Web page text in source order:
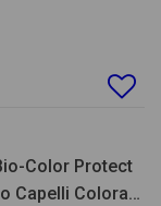
Color Protect
Capelli Colorati